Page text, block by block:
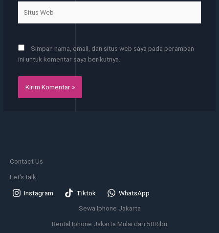
Web
Simpan nama, email, dan situs web saya pada peramban
ini untuk komentar saya berikutnya.
Contact Us
Let's talk
Instagram Tiktok
WhatsApp
Sewa Iphone Jakarta
Rental Iphone Jakarta Mulai dari 50Ribu